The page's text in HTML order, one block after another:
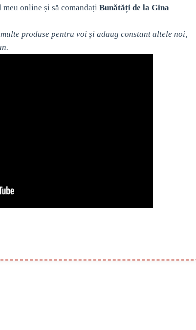
online și să comandați Bunătăți de la Gina
produse pentru voi și adaug constant altele noi,